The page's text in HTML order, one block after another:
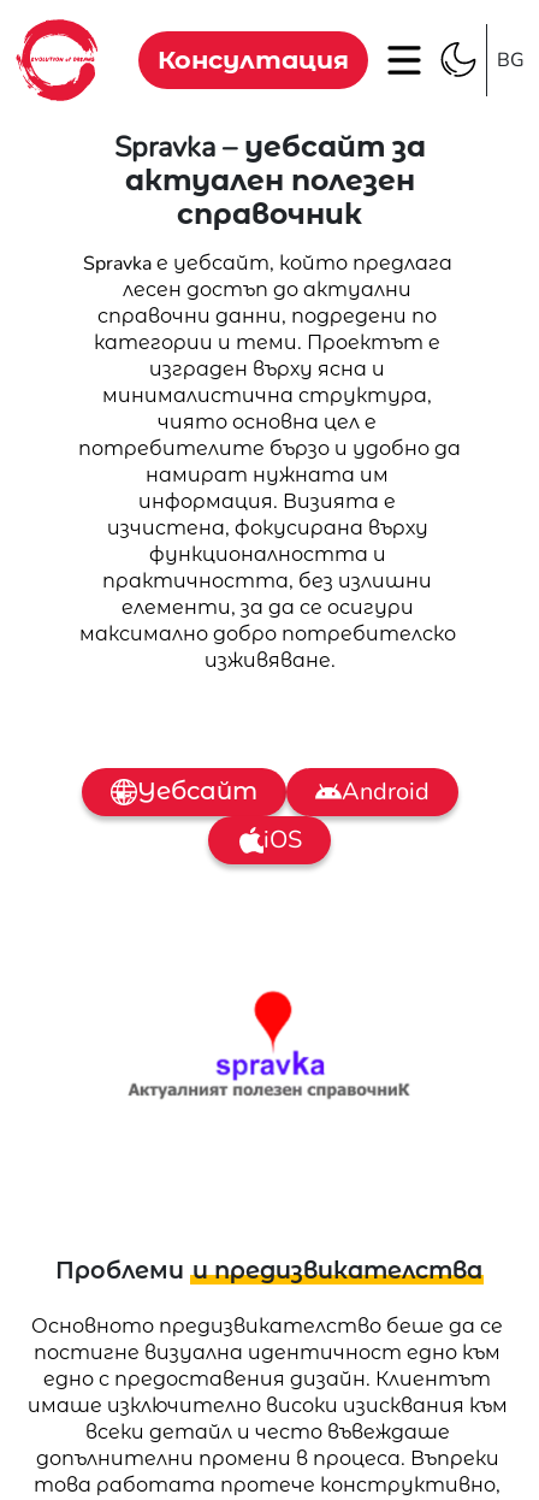
Консултация BG
Spravka – уебсайт за
актуален полезен
справочник
Spravka е уебсайт, който предлага
лесен достъп до актуални
справочни данни, подредени по
категории и теми. Проектът е
изграден върху ясна и
минималистична структура,
чиято основна цел е
потребителите бързо и удобно да
намират нужната им
информация. Визията е
изчистена, фокусирана върху
функционалността и
практичността, без излишни
елементи, за да се осигури
максимално добро потребителско
изживяване.
Уебсайт
Android
iOS
Проблеми и предизвикателства
Основното предизвикателство беше да се
постигне визуална идентичност едно към
едно с предоставения дизайн. Клиентът
имаше изключително високи изисквания към
всеки детайл и често въвеждаше
допълнителни промени в процеса. Въпреки
това работата протече конструктивно,